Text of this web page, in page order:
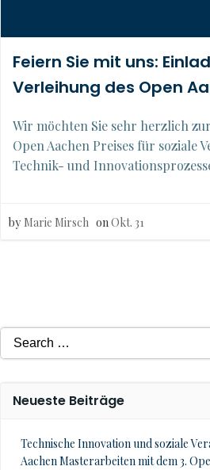
Feiern Sie mit uns:
Verleihung des Open
Wir möchten Sie sehr herzlich
Open Aachen Preises für soziale
Technik- und
by Marie Mirsch onOkt. 31
Search
for:
Neueste Beiträge
Technische Innovation und soziale
Aachen Masterarbeiten mit dem 3.